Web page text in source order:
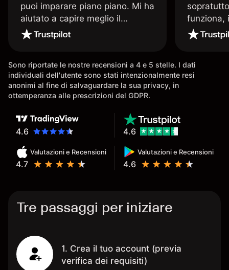
puoi imparare piano piano. Mi ha
aiutato a capire meglio il
trading. La consiglio a chi parte
senza esperienza.
funziona,
Davide e'
spiega
Sono riportate le nostre recensioni a 4 e 5 stelle. I dati
individuali dell'utente sono stati intenzionalmente resi
anonimi al fine di salvaguardare la sua privacy, in
ottemperanza alle prescrizioni del GDPR.
4.6
Valutazioni e Recensioni
4.7
Valutazioni e Recensioni
4.6
4.6
Tre passaggi per iniziare
1. Crea il tuo account (previa
verifica dei requisiti)